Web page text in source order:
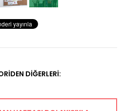
DIĞERLERI: